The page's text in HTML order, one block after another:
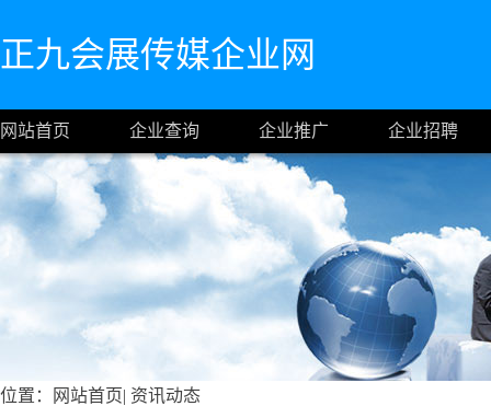
正九会展传媒企业网
网站首页 企业查询 企业推广 企业招聘
位置： 网站首页| 资讯动态